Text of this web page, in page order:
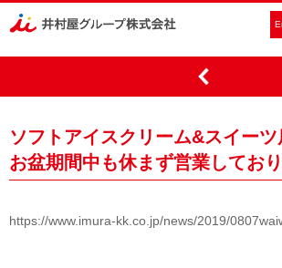
ソフトアイスクリーム&スイー
お盆期間中も休まず営業してお
https://www.imura-kk.co.jp/news/2019/